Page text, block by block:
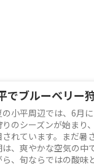
の小平周辺では、6月
りのシーズンが始まり
されています。まだ暑
は、爽やかな空気の中
ら、旬ならではの酸味